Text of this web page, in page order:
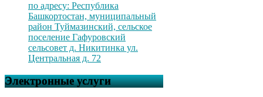
по адресу: Республика
Башкортостан, муниципальный
район Туймазинский, сельское
поселение Гафуровский
сельсовет д. Никитинка ул.
Центральная д. 72
Электронные услуги